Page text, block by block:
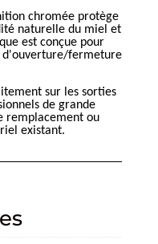
chromée protège
naturelle du miel et
est conçue pour
d'ouverture/fermeture
sur les sorties
de grande
remplacement ou
existant.